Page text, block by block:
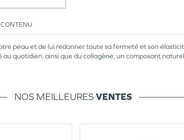
CONTENU
peau et de lui redonner toute sa fermeté et son
quotidien, ainsi que du collagène, un composant
NOS MEILLEURESVENTES